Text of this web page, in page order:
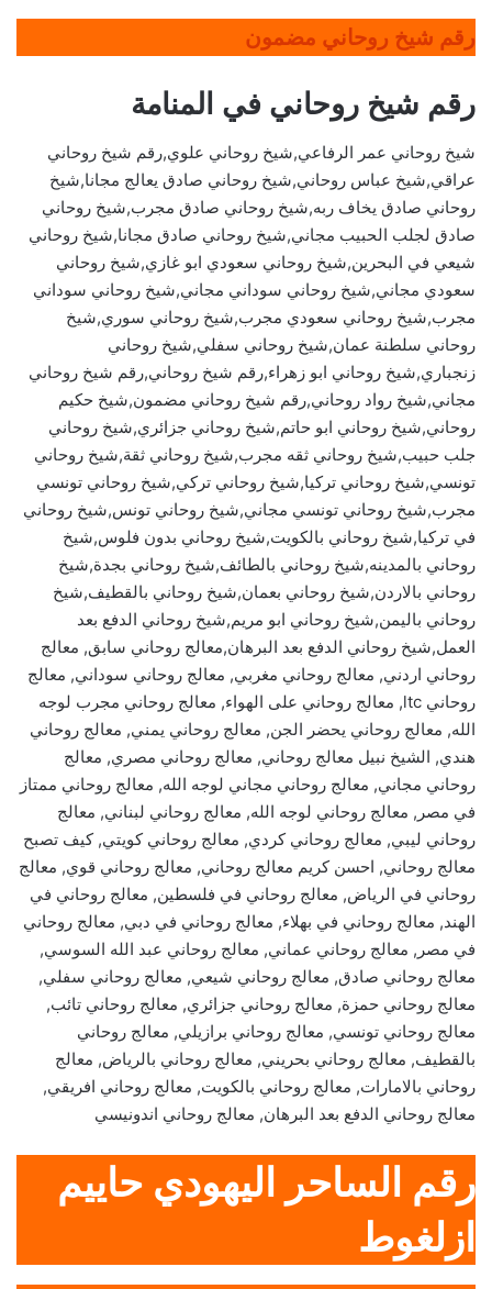
رقم شيخ روحاني مضمون
رقم شيخ روحاني في المنامة
شيخ روحاني عمر الرفاعي,شيخ روحاني علوي,رقم شيخ روحاني
عراقي,شيخ عباس روحاني,شيخ روحاني صادق يعالج مجانا,شيخ
روحاني صادق يخاف ربه,شيخ روحاني صادق مجرب,شيخ روحاني
صادق لجلب الحبيب مجاني,شيخ روحاني صادق مجانا,شيخ روحاني
شيعي في البحرين,شيخ روحاني سعودي ابو غازي,شيخ روحاني
سعودي مجاني,شيخ روحاني سوداني مجاني,شيخ روحاني سوداني
مجرب,شيخ روحاني سعودي مجرب,شيخ روحاني سوري,شيخ
روحاني سلطنة عمان,شيخ روحاني سفلي,شيخ روحاني
زنجباري,شيخ روحاني ابو زهراء,رقم شيخ روحاني,رقم شيخ روحاني
مجاني,شيخ رواد روحاني,رقم شيخ روحاني مضمون,شيخ حكيم
روحاني,شيخ روحاني ابو حاتم,شيخ روحاني جزائري,شيخ روحاني
جلب حبيب,شيخ روحاني ثقه مجرب,شيخ روحاني ثقة,شيخ روحاني
تونسي,شيخ روحاني تركيا,شيخ روحاني تركي,شيخ روحاني تونسي
مجرب,شيخ روحاني تونسي مجاني,شيخ روحاني تونس,شيخ روحاني
في تركيا,شيخ روحاني بالكويت,شيخ روحاني بدون فلوس,شيخ
روحاني بالمدينه,شيخ روحاني بالطائف,شيخ روحاني بجدة,شيخ
روحاني بالاردن,شيخ روحاني بعمان,شيخ روحاني بالقطيف,شيخ
روحاني باليمن,شيخ روحاني ابو مريم,شيخ روحاني الدفع بعد
العمل,شيخ روحاني الدفع بعد البرهان,معالج روحاني سابق, معالج
روحاني اردني, معالج روحاني مغربي, معالج روحاني سوداني, معالج
روحاني ltc, معالج روحاني على الهواء, معالج روحاني مجرب لوجه
الله, معالج روحاني يحضر الجن, معالج روحاني يمني, معالج روحاني
هندي, الشيخ نبيل معالج روحاني, معالج روحاني مصري, معالج
روحاني مجاني, معالج روحاني مجاني لوجه الله, معالج روحاني ممتاز
في مصر, معالج روحاني لوجه الله, معالج روحاني لبناني, معالج
روحاني ليبي, معالج روحاني كردي, معالج روحاني كويتي, كيف تصبح
معالج روحاني, احسن كريم معالج روحاني, معالج روحاني قوي, معالج
روحاني في الرياض, معالج روحاني في فلسطين, معالج روحاني في
الهند, معالج روحاني في بهلاء, معالج روحاني في دبي, معالج روحاني
في مصر, معالج روحاني عماني, معالج روحاني عبد الله السوسي,
معالج روحاني صادق, معالج روحاني شيعي, معالج روحاني سفلي,
معالج روحاني حمزة, معالج روحاني جزائري, معالج روحاني تائب,
معالج روحاني تونسي, معالج روحاني برازيلي, معالج روحاني
بالقطيف, معالج روحاني بحريني, معالج روحاني بالرياض, معالج
روحاني بالامارات, معالج روحاني بالكويت, معالج روحاني افريقي,
معالج روحاني الدفع بعد البرهان, معالج روحاني اندونيسي
رقم الساحر اليهودي حاييم
ازلغوط